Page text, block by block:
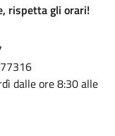
rispetta gli orari!
dalle ore 8:30 alle